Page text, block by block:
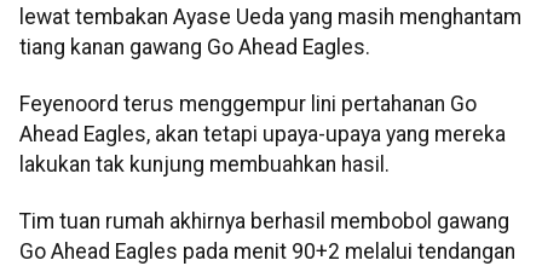
lewat tembakan Ayase Ueda yang masih menghantam
tiang kanan gawang Go Ahead Eagles.
Feyenoord terus menggempur lini pertahanan Go
Ahead Eagles, akan tetapi upaya-upaya yang mereka
lakukan tak kunjung membuahkan hasil.
Tim tuan rumah akhirnya berhasil membobol gawang
Go Ahead Eagles pada menit 90+2 melalui tendangan